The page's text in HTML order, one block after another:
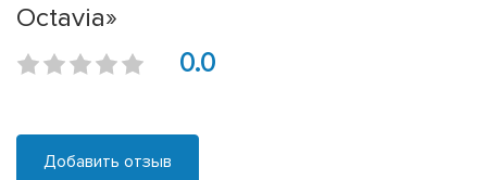
Octavia»
0.0
Добавить отзыв